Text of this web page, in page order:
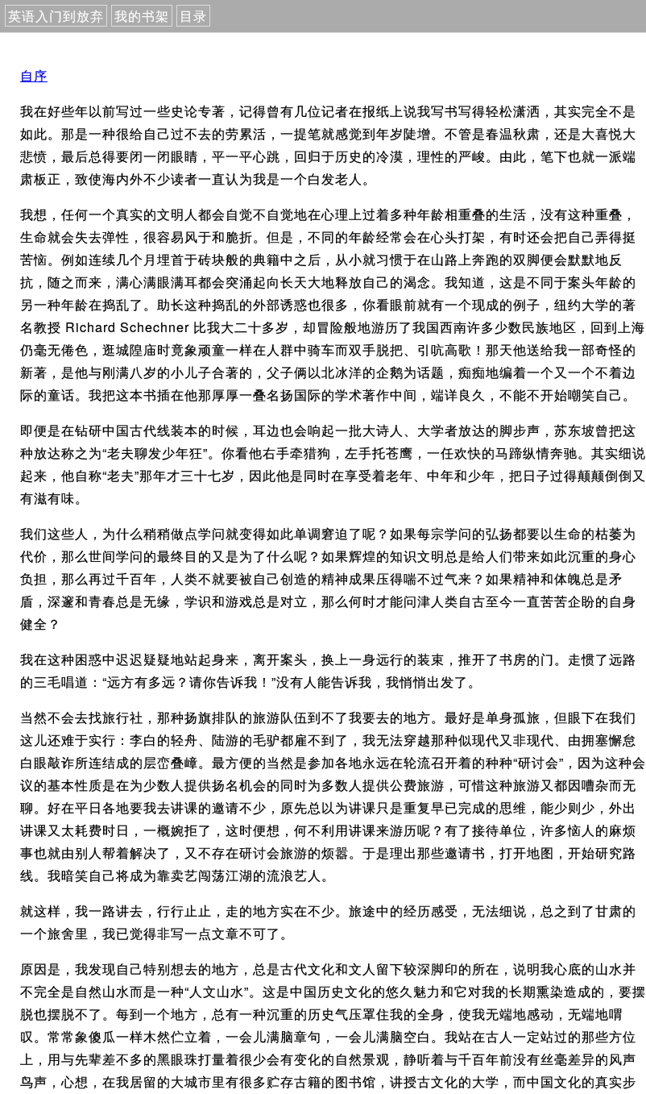
英语入门到放弃 我的书架 目录
自序
我在好些年以前写过一些史论专著，记得曾有几位记者在报纸上说我写书写得轻松潇洒，其实完全不是
如此。那是一种很给自己过不去的劳累活，一提笔就感觉到年岁陡增。不管是春温秋肃，还是大喜悦大
悲愤，最后总得要闭一闭眼睛，平一平心跳，回归于历史的冷漠，理性的严峻。由此，笔下也就一派端
肃板正，致使海内外不少读者一直认为我是一个白发老人。
我想，任何一个真实的文明人都会自觉不自觉地在心理上过着多种年龄相重叠的生活，没有这种重叠，
生命就会失去弹性，很容易风于和脆折。但是，不同的年龄经常会在心头打架，有时还会把自己弄得挺
苦恼。例如连续几个月埋首于砖块般的典籍中之后，从小就习惯于在山路上奔跑的双脚便会默默地反
抗，随之而来，满心满眼满耳都会突涌起向长天大地释放自己的渴念。我知道，这是不同于案头年龄的
另一种年龄在捣乱了。助长这种捣乱的外部诱惑也很多，你看眼前就有一个现成的例子，纽约大学的著
名教授 Richard Schechner 比我大二十多岁，却冒险般地游历了我国西南许多少数民族地区，回到上海
仍毫无倦色，逛城隍庙时竟象顽童一样在人群中骑车而双手脱把、引吭高歌！那天他送给我一部奇怪的
新著，是他与刚满八岁的小儿子合著的，父子俩以北冰洋的企鹅为话题，痴痴地编着一个又一个不着边
际的童话。我把这本书插在他那厚厚一叠名扬国际的学术著作中间，端详良久，不能不开始嘲笑自己。
即便是在钻研中国古代线装本的时候，耳边也会响起一批大诗人、大学者放达的脚步声，苏东坡曾把这
种放达称之为“老夫聊发少年狂”。你看他右手牵猎狗，左手托苍鹰，一任欢快的马蹄纵情奔驰。其实细说
起来，他自称“老夫”那年才三十七岁，因此他是同时在享受着老年、中年和少年，把日子过得颠颠倒倒又
有滋有味。
我们这些人，为什么稍稍做点学问就变得如此单调窘迫了呢？如果每宗学问的弘扬都要以生命的枯萎为
代价，那么世间学问的最终目的又是为了什么呢？如果辉煌的知识文明总是给人们带来如此沉重的身心
负担，那么再过千百年，人类不就要被自己创造的精神成果压得喘不过气来？如果精神和体魄总是矛
盾，深邃和青春总是无缘，学识和游戏总是对立，那么何时才能问津人类自古至今一直苦苦企盼的自身
健全？
我在这种困惑中迟迟疑疑地站起身来，离开案头，换上一身远行的装束，推开了书房的门。走惯了远路
的三毛唱道：“远方有多远？请你告诉我！”没有人能告诉我，我悄悄出发了。
当然不会去找旅行社，那种扬旗排队的旅游队伍到不了我要去的地方。最好是单身孤旅，但眼下在我们
这儿还难于实行：李白的轻舟、陆游的毛驴都雇不到了，我无法穿越那种似现代又非现代、由拥塞懈怠
白眼敲诈所连结成的层峦叠嶂。最方便的当然是参加各地永远在轮流召开着的种种“研讨会”，因为这种会
议的基本性质是在为少数人提供扬名机会的同时为多数人提供公费旅游，可惜这种旅游又都因嘈杂而无
聊。好在平日各地要我去讲课的邀请不少，原先总以为讲课只是重复早已完成的思维，能少则少，外出
讲课又太耗费时日，一概婉拒了，这时便想，何不利用讲课来游历呢？有了接待单位，许多恼人的麻烦
事也就由别人帮着解决了，又不存在研讨会旅游的烦嚣。于是理出那些邀请书，打开地图，开始研究路
线。我暗笑自己将成为靠卖艺闯荡江湖的流浪艺人。
就这样，我一路讲去，行行止止，走的地方实在不少。旅途中的经历感受，无法细说，总之到了甘肃的
一个旅舍里，我已觉得非写一点文章不可了。
原因是，我发现自己特别想去的地方，总是古代文化和文人留下较深脚印的所在，说明我心底的山水并
不完全是自然山水而是一种“人文山水”。这是中国历史文化的悠久魅力和它对我的长期熏染造成的，要摆
脱也摆脱不了。每到一个地方，总有一种沉重的历史气压罩住我的全身，使我无端地感动，无端地喟
叹。常常象傻瓜一样木然伫立着，一会儿满脑章句，一会儿满脑空白。我站在古人一定站过的那些方位
上，用与先辈差不多的黑眼珠打量着很少会有变化的自然景观，静听着与千百年前没有丝毫差异的风声
鸟声，心想，在我居留的大城市里有很多贮存古籍的图书馆，讲授古文化的大学，而中国文化的真实步